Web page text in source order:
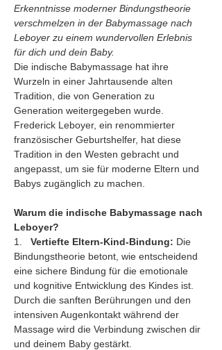
Erkenntnisse moderner Bindungstheorie
verschmelzen in der Babymassage nach
Leboyer zu einem wundervollen Erlebnis
für dich und dein Baby.
Die indische Babymassage hat ihre
Wurzeln in einer Jahrtausende alten
Tradition, die von Generation zu
Generation weitergegeben wurde.
Frederick Leboyer, ein renommierter
französischer Geburtshelfer, hat diese
Tradition in den Westen gebracht und
angepasst, um sie für moderne Eltern und
Babys zugänglich zu machen.
Warum die indische Babymassage nach
Leboyer?
1. Vertiefte Eltern-Kind-Bindung: Die
Bindungstheorie betont, wie entscheidend
eine sichere Bindung für die emotionale
und kognitive Entwicklung des Kindes ist.
Durch die sanften Berührungen und den
intensiven Augenkontakt während der
Massage wird die Verbindung zwischen dir
und deinem Baby gestärkt.